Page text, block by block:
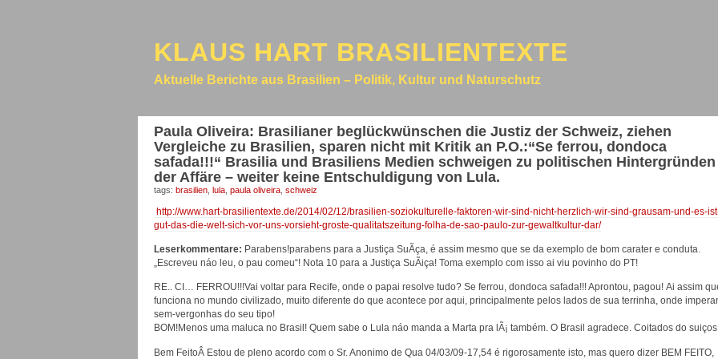
KLAUS HART BRASILIENTEXTE
Aktuelle Berichte aus Brasilien – Politik, Kultur und Naturschutz
Paula Oliveira: Brasilianer beglückwünschen die Justiz der Schweiz, ziehen
Vergleiche zu Brasilien, sparen nicht mit Kritik an P.O.:“Se ferrou, dondoca
safada!!!“ Brasilia und Brasiliens Medien schweigen zu politischen Hintergründen
der Affäre – weiter keine Entschuldigung von Lula.
tags: brasilien lula paula oliveira schweiz
http://www.hart-brasilientexte.de/2014/02/12/brasilien-soziokulturelle-faktoren-wir-sind-nicht-herzlich-wir-sind-grausam-und-es-
gut-das-die-welt-sich-vor-uns-vorsieht-groste-qualitatszeitung-folha-de-sao-paulo-zur-gewaltkultur-dar/
Leserkommentare: Parabens!parabens para a Justiça SuÃ­ça, é assim mesmo que se da exemplo de bom carater e conduta.
„Escreveu náo leu, o pau comeu“! Nota 10 para a Justiça SuÃiça! Toma exemplo com isso ai viu povinho do PT!
RE.. CI… FERROU!!!Vai voltar para Recife, onde o papai resolve tudo? Se ferrou, dondoca safada!!! Aprontou, pagou! Ai assim
funciona no mundo civilizado, muito diferente do que acontece por aqui, principalmente pelos lados de sua terrinha, onde
sem-vergonhas do seu tipo!
BOM!Menos uma maluca no Brasil! Quem sabe o Lula náo manda a Marta pra lÃ¡ também. O Brasil agradece. Coitados do suiços
Bem FeitoÂ Estou de pleno acordo com o Sr. Anonimo de Qua 04/03/09-17,54 é rigorosamente isto, mas quero dizer BEM FEITO,